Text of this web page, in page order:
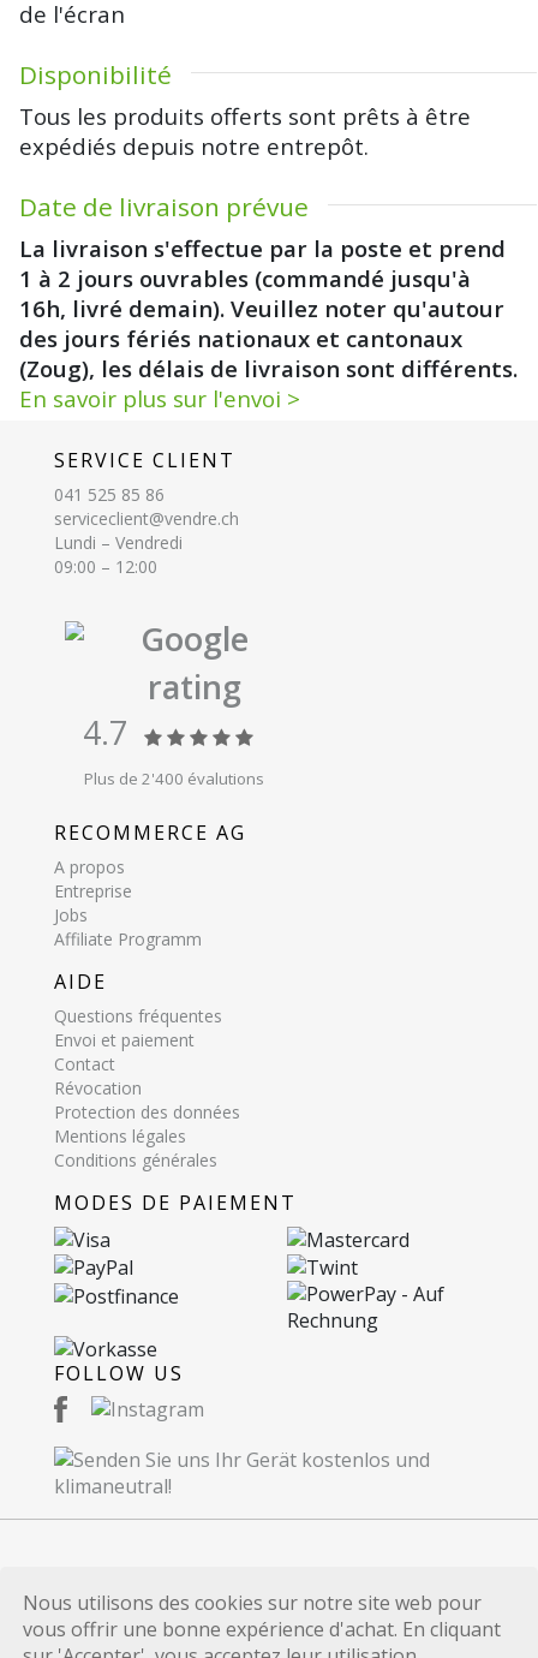
Nous utilisons des cookies sur notre site web pour
vous offrir une bonne expérience d'achat. En cliquant
de l'écran
Disponibilité
Tous les produits offerts sont prêts à être
expédiés depuis notre entrepôt.
Date de livraison prévue
La livraison s'effectue par la poste et prend
1 à 2 jours ouvrables (commandé jusqu'à
16h, livré demain). Veuillez noter qu'autour
des jours fériés nationaux et cantonaux
(Zoug), les délais de livraison sont différents.
En savoir plus sur l'envoi >
SERVICE CLIENT
041 525 85 86
serviceclient@vendre.ch
Lundi – Vendredi
09:00 – 12:00
Google
rating
4.7
Plus de 2'400 évalutions
RECOMMERCE AG
A propos
Entreprise
Jobs
Affiliate Programm
AIDE
Questions fréquentes
Envoi et paiement
Contact
Révocation
Protection des données
Mentions légales
Conditions générales
MODES DE PAIEMENT
FOLLOW US
© 2026 Recommerce SA. Proudly Made in
Switzerland.
Toutes les marques et références de produits